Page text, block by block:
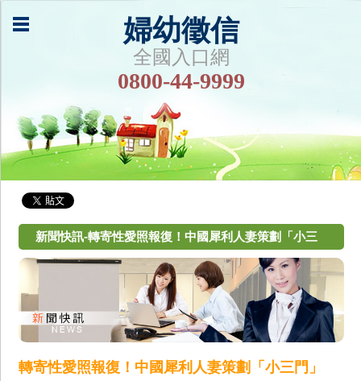
婦幼徵信
全國入口網
0800-44-9999
新聞快訊-轉寄性愛照報復！中國犀利人妻策劃「小三
門」
轉寄性愛照報復！中國犀利人妻策劃「小三門」